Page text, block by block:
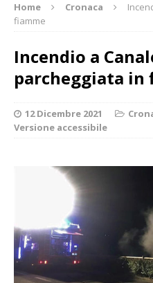
Home Cronaca
fiamme
Incendio a
parcheggiata in
12 Dicembre 2021
Versione accessibile